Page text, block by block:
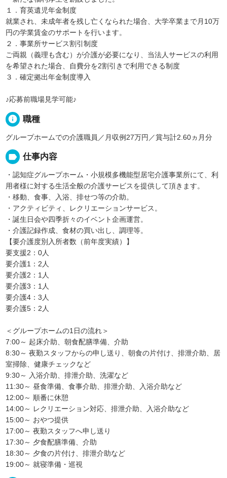
１．育英遺児年金制度
就業され、未成年者を残し亡くなられた場合、大学卒業まで月10万
円の学業賃金のサポートを行います。
２．事業所サービス割引制度
ご両親（義理も含む）が介護が必要になり、当法人サービスの利用
を希望された場合、自費分を2割引きで利用できる制度
３．確定拠出年金制度導入
♪応募前職場見学可能♪
info 職種
グループホームでの介護職員／月収例27万円／賞与計2.60ヵ月分
label 仕事内容
・認知症グループホーム・小規模多機能型居宅介護事業所にて、利
用者様に対する生活全般の介護サービスを提供して頂きます。
・移動、食事、入浴、排せつ等の介助。
・アクティビティ、レクリエーションサービス。
・誕生日会や四季折々のイベント企画運営。
・介護記録作成、食材の買い出し、調理等。
【要介護度別入所者数（前年度実績）】
要支援2：0人
要介護1：2人
要介護2：1人
要介護3：1人
要介護4：3人
要介護5：2人
＜グループホームの1日の流れ＞
7:00～ 起床介助、朝食配膳準備、介助
8:30～ 夜勤スタッフからの申し送り、朝食の片付け、排泄介助、居
室掃除、健康チェックなど
9:30～ 入浴介助、排泄介助、洗濯など
11:30～ 昼食準備、食事介助、排泄介助、入浴介助など
12:00～ 順番に休憩
14:00～ レクリエーション対応、排泄介助、入浴介助など
15:00～ おやつ提供
17:00～ 夜勤スタッフへ申し送り
17:30～ 夕食配膳準備、介助
18:30～ 夕食の片付け、排泄介助など
19:00～ 就寝準備・巡視